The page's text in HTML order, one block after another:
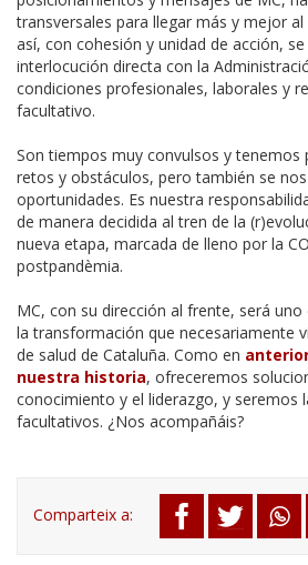
transversales para llegar más y mejor
así, con cohesión y unidad de acción,
interlocución directa con la
condiciones profesionales, laborales y
facultativo.
Son tiempos muy convulsos y tenemos
retos y obstáculos, pero también se
oportunidades. Es nuestra
de manera decidida al tren de la
nueva etapa, marcada de lleno por la
postpandèmia.
MC, con su dirección al frente, será
la transformación que necesariamente
de salud de Cataluña. Como en
nuestra historia, ofreceremos
conocimiento y el liderazgo, y seremos
facultativos. ¿Nos acompañáis?